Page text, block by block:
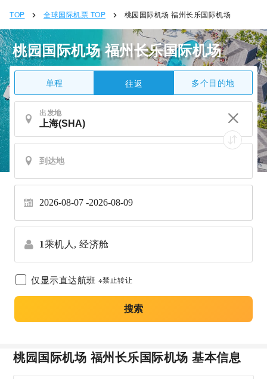
TOP 全球国际机票 TOP 桃园国际机场 福州长乐国际机场
桃园国际机场 福州长乐国际机场
单程 往返 多个目的地
出发地
2026-08-07 2026-08-09
1乘机人, 经济舱
仅显示直达航班 ※禁止转让
搜索
桃园国际机场 福州长乐国际机场 基本信息